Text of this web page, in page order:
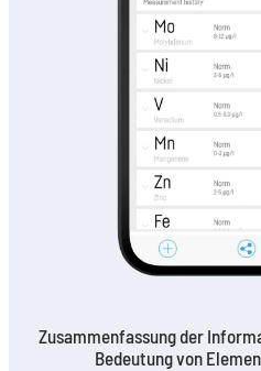
Zusammenfassung der
Bedeutung von